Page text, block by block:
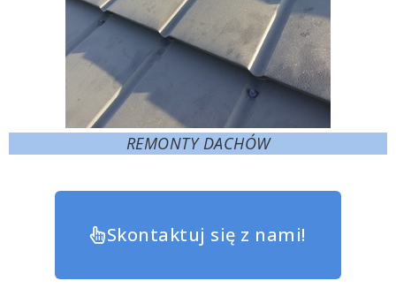
REMONTY DACHÓW
Skontaktuj się z nami!